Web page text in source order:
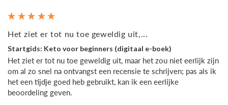
Het ziet er tot nu toe geweldig uit,...
Startgids: Keto voor beginners (digitaal e-boek)
Het ziet er tot nu toe geweldig uit, maar het zou niet eerlijk zijn
om al zo snel na ontvangst een recensie te schrijven; pas als ik
het een tijdje goed heb gebruikt, kan ik een eerlijke
beoordeling geven.